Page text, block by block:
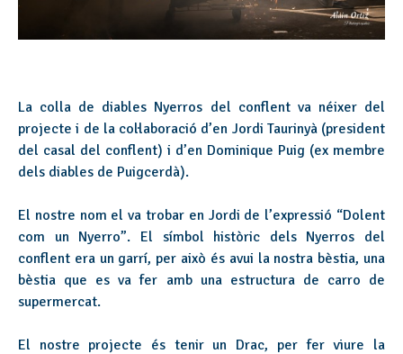
La colla de diables Nyerros del conflent va néixer del
projecte i de la col·laboració d’en Jordi Taurinyà (president
del casal del conflent) i d’en Dominique Puig (ex membre
dels diables de Puigcerdà).
El nostre nom el va trobar en Jordi de l’expressió “Dolent
com un Nyerro”. El símbol històric dels Nyerros del
conflent era un garrí, per això és avui la nostra bèstia, una
bèstia que es va fer amb una estructura de carro de
supermercat.
El nostre projecte és tenir un Drac, per fer viure la